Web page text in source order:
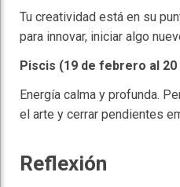
Tu creatividad está en su
para innovar, iniciar algo
Piscis (19 de febrero al
Energía calma y profunda.
el arte y cerrar pendientes
Reflexión